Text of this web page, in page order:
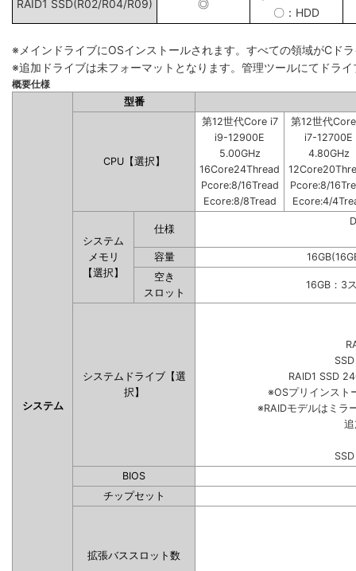
RAID1 SSD(R02/R04/R09) ◎
〇：HDD
※メインドライブにOSインストールされます。すべての領域がCド
※追加ドライブは未フォーマットとなります。管理ツールにてドラ
概要仕様
システム
型番
CPU【選択】
第12世代Core i7
i9-12900E
5.00GHz
16Core24Thread
Pcore:8/16Tread
Ecore:8/8Tread
第12世代
i7-12700E
4.80GHz
Pcore:8/
Ecore:4/
システム
メモリ
【選択】
仕様
容量
空き
スロット
16GB：3
システムドライブ【選
択】
RAID1 SSD
※OSプリインスト
※RAIDモデルはミラ
BIOS
チップセット
拡張バススロット数